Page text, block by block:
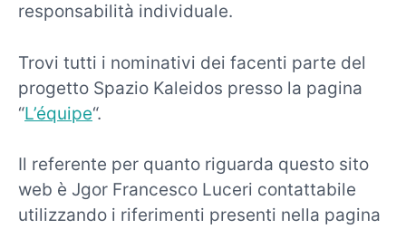
responsabilità individuale.
Trovi tutti i nominativi dei facenti parte del
progetto Spazio Kaleidos presso la pagina
“L’équipe“.
Il referente per quanto riguarda questo sito
web è Jgor Francesco Luceri contattabile
utilizzando i riferimenti presenti nella pagina